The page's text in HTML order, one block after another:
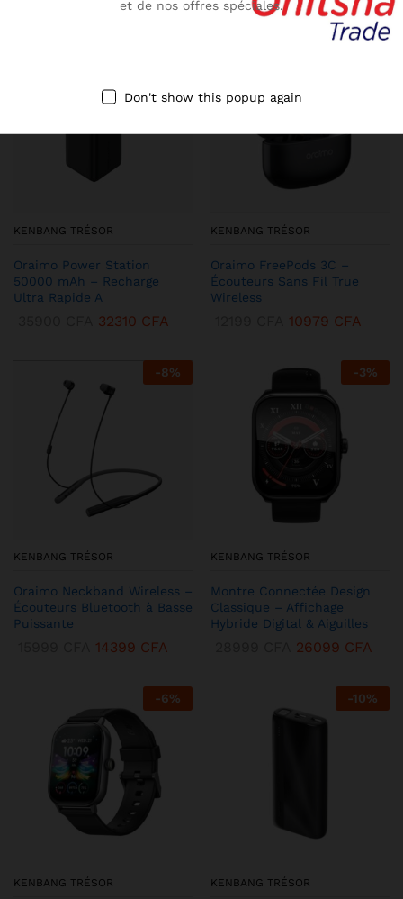
KENBANG TRÉSOR
Oraimo Power Station
50000 mAh – Recharge
Ultra Rapide A
32310 CFA
- %
KENBANG TRÉSOR
Oraimo FreePods 3C –
Écouteurs Sans Fil True
Wireless
10979 CFA
-8%
KENBANG TRÉSOR
Oraimo Neckband Wireless –
Écouteurs Bluetooth à Basse
Puissante
14399 CFA
-3%
KENBANG TRÉSOR
Montre Connectée Design
Classique – Affichage
Hybride Digital & Aiguilles
26099 CFA
-6%
KENBANG TRÉSOR
-10%
KENBANG TRÉSOR
et de nos offres spéciales.
Don't show this popup again